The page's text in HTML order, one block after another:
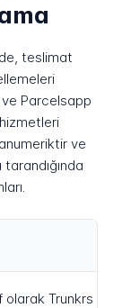
teslimat
Parcelsapp
ve
olarak Trunkrs